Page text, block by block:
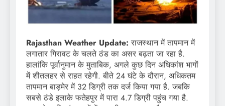
Rajasthan Weather Update: राजस्थान में तापमान में
लगातार गिरावट के चलते ठंड का असर बढ़ता जा रहा है.
हालांकि पूर्वानुमान के मुताबिक, अगले कुछ दिन अधिकांश भागों
में शीतलहर से राहत रहेगी. बीते 24 घंटे के दौरान, अधिकतम
तापमान बाड़मेर में 32 डिग्री तक दर्ज किया गया है. जबकि
सबसे ठंडे इलाके फतेहपुर में पारा 4.7 डिग्री पहुंच गया है.